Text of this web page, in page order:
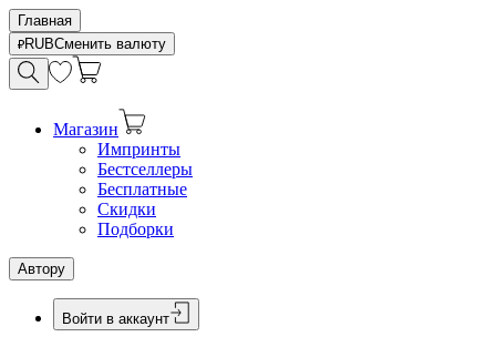
Главная
RUBСменить валюту
Магазин
Импринты
Бестселлеры
Бесплатные
Скидки
Подборки
Автору
Войти в аккаунт